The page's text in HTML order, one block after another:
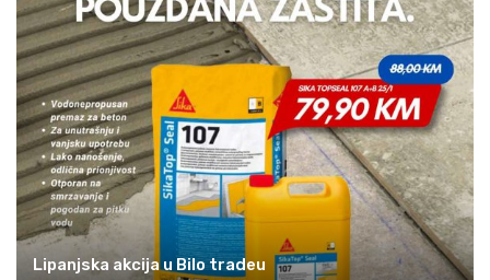
Lipanjska akcija u Bilo tradeu